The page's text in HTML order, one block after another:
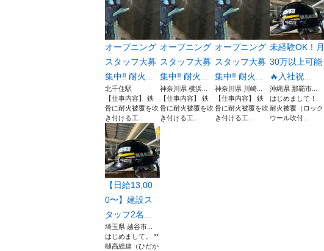
オープニング
スタッフ大募
集中‼︎ 耐火...
北千住駅
【仕事内容】 鉄
骨に耐火被覆を吹
き付ける工...
オープニング
スタッフ大募
集中‼︎ 耐火...
神奈川県 横浜...
【仕事内容】 鉄
骨に耐火被覆を吹
き付ける工...
オープニング
スタッフ大募
集中‼︎ 耐火...
神奈川県 川崎...
【仕事内容】 鉄
骨に耐火被覆を吹
き付ける工...
未経験OK！月
30万以上可能
🔥入社祝...
沖縄県 那覇市...
はじめまして！
耐火被覆（ロック
ウール吹付...
【日給13,00
0〜】建設ス
タッフ2名...
埼玉県 越谷市...
はじめまして。 **
樋高総建（ひだか